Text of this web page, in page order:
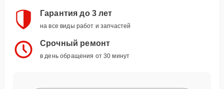
Гарантия до 3 лет
на все виды работ и запчастей
Срочный ремонт
в день обращения от 30 минут